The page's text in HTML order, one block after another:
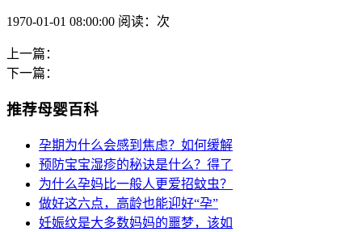
1970-01-01 08:00:00 阅读：次
上一篇：
下一篇：
推荐母婴百科
孕期为什么会感到焦虑？如何缓解
预防宝宝湿疹的秘诀是什么？得了
为什么孕妈比一般人更爱招蚊虫？
做好这六点，高龄也能迎好“孕”
妊娠纹是大多数妈妈的噩梦，该如